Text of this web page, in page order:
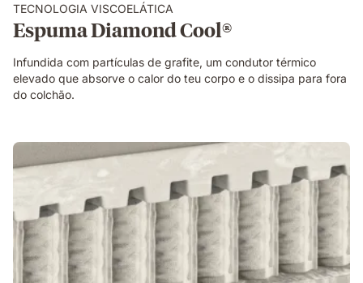
TECNOLOGIA VISCOELÁTICA
Espuma Diamond Cool®
Infundida com partículas de grafite, um condutor térmico
elevado que absorve o calor do teu corpo e o dissipa para fora
do colchão.